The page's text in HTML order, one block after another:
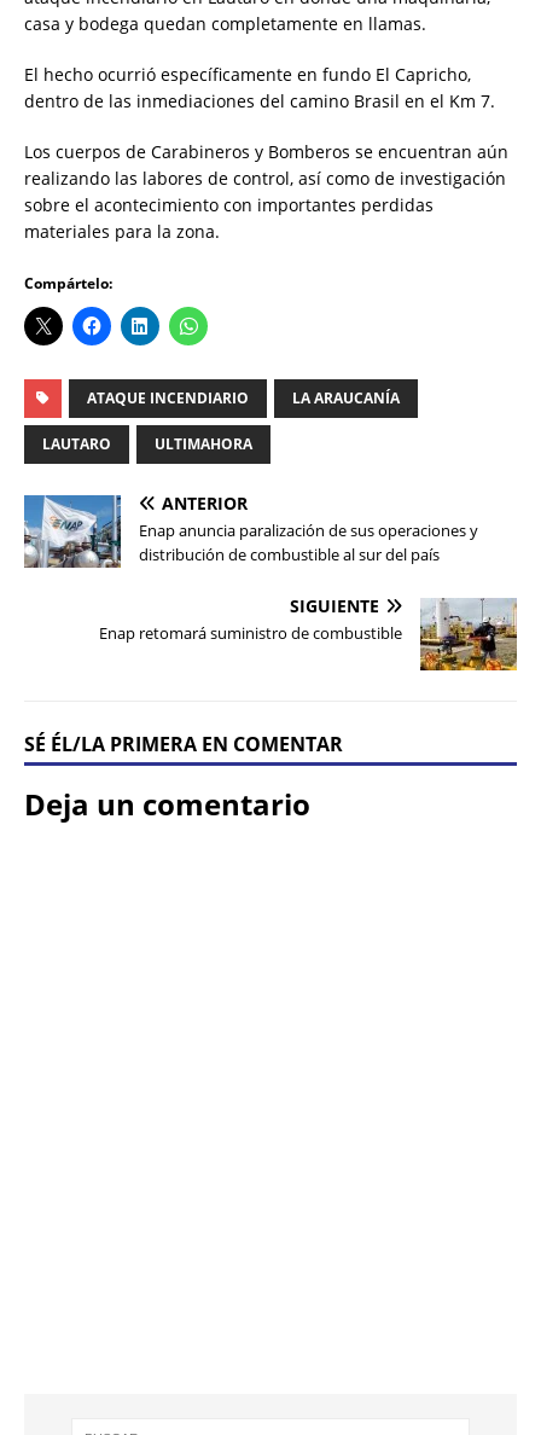
casa y bodega quedan completamente en llamas.
El hecho ocurrió específicamente en fundo El Capricho,
dentro de las inmediaciones del camino Brasil en el Km 7.
Los cuerpos de Carabineros y Bomberos se encuentran aún
realizando las labores de control, así como de investigación
sobre el acontecimiento con importantes perdidas
materiales para la zona.
Compártelo:
ATAQUE INCENDIARIO LA ARAUCANÍA
LAUTARO ULTIMAHORA
ANTERIOR
Enap anuncia paralización de sus operaciones y
distribución de combustible al sur del país
SIGUIENTE
Enap retomará suministro de combustible
SÉ ÉL/LA PRIMERA EN COMENTAR
Deja un comentario